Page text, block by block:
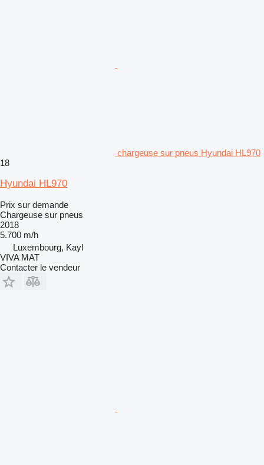
chargeuse sur pneus Hyundai HL970
18
Hyundai HL970
Prix sur demande
Chargeuse sur pneus
2018
5.700 m/h
Luxembourg, Kayl
VIVA MAT
Contacter le vendeur